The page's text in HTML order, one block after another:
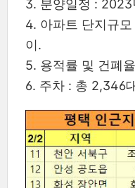
3. 분양일정 : 2023
4. 아파트 단지규
이.
5. 용적률 및 건폐
6. 주차 : 총 2,346